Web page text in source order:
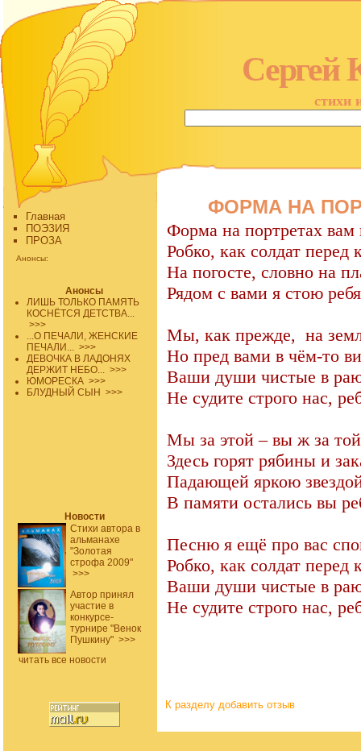
Сергей
стихи
Главная
ПОЭЗИЯ
ПРОЗА
Анонсы:
Анонсы
ЛИШЬ ТОЛЬКО ПАМЯТЬ
КОСНЁТСЯ ДЕТСТВА...
>>>
...О ПЕЧАЛИ, ЖЕНСКИЕ
ПЕЧАЛИ... >>>
ДЕВОЧКА В ЛАДОНЯХ
ДЕРЖИТ НЕБО... >>>
ЮМОРЕСКА >>>
БЛУДНЫЙ СЫН >>>
Новости
Стихи автора в
альманахе
"Золотая
строфа 2009"
>>>
Автор принял
участие в
конкурсе-
турнире "Венок
Пушкину" >>>
читать все новости
ФОРМА НА
Форма на портретах вам
Робко, как солдат перед
На погосте, словно на
Рядом с вами я стою
Мы, как прежде, на
Но пред вами в чём-то
Ваши души чистые в
Не судите строго нас,
Мы за этой – вы ж за
Здесь горят рябины и
Падающей яркою
В памяти остались вы
Песню я ещё про вас
Робко, как солдат перед
Ваши души чистые в
Не судите строго нас,
К разделу добавить отзыв